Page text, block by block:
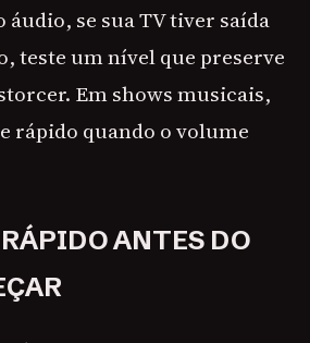
áudio, se sua TV tiver saída
teste um nível que preserve
Em shows musicais,
rápido quando o volume
ANTES DO